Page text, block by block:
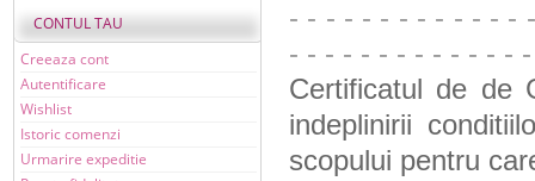
CONTUL TAU
Creeaza cont
Autentificare
Wishlist
Istoric comenzi
Urmarire expeditie
- - - - - - - - - - - - -
- - - - - - - - - - - - -
Certificatul de de
indeplinirii
scopului pentru